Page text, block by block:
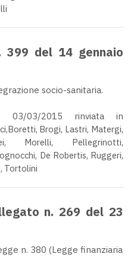
del 14 gennaio
socio-sanitaria.
03/03/2015 rinviata in
Brogi, Lastri, Matergi,
Morelli, Pellegrinotti,
De Robertis, Ruggeri,
Tortolini
n. 269 del 23
n. 380 (Legge finanziaria